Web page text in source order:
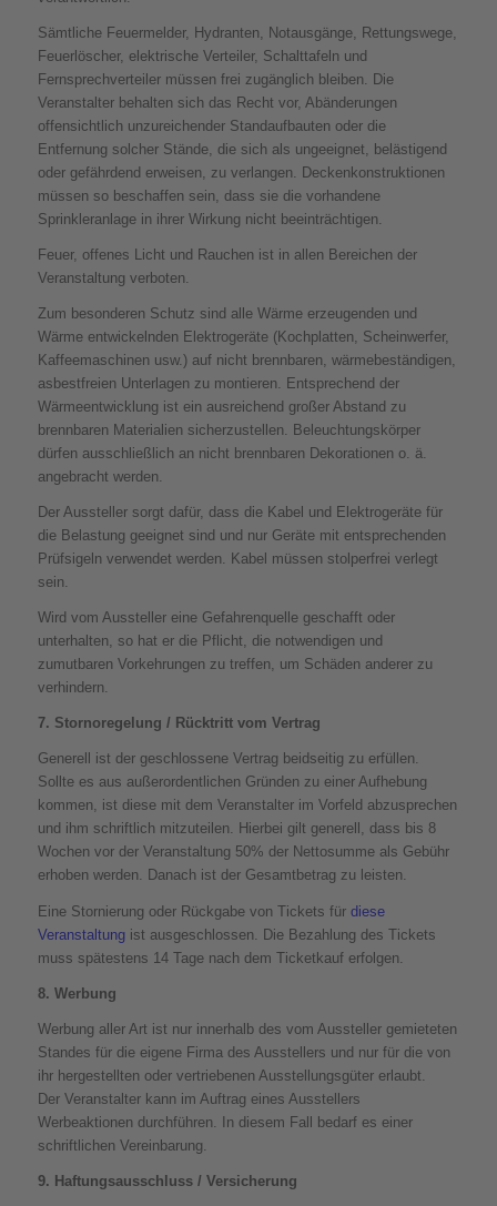
Sämtliche Feuermelder, Hydranten, Notausgänge, Rettungswege,
Feuerlöscher, elektrische Verteiler, Schalttafeln und
Fernsprechverteiler müssen frei zugänglich bleiben. Die
Veranstalter behalten sich das Recht vor, Abänderungen
offensichtlich unzureichender Standaufbauten oder die
Entfernung solcher Stände, die sich als ungeeignet, belästigend
oder gefährdend erweisen, zu verlangen. Deckenkonstruktionen
müssen so beschaffen sein, dass sie die vorhandene
Sprinkleranlage in ihrer Wirkung nicht beeinträchtigen.
Feuer, offenes Licht und Rauchen ist in allen Bereichen der
Veranstaltung verboten.
Zum besonderen Schutz sind alle Wärme erzeugenden und
Wärme entwickelnden Elektrogeräte (Kochplatten, Scheinwerfer,
Kaffeemaschinen usw.) auf nicht brennbaren, wärmebeständigen,
asbestfreien Unterlagen zu montieren. Entsprechend der
Wärmeentwicklung ist ein ausreichend großer Abstand zu
brennbaren Materialien sicherzustellen. Beleuchtungskörper
dürfen ausschließlich an nicht brennbaren Dekorationen o. ä.
angebracht werden.
Der Aussteller sorgt dafür, dass die Kabel und Elektrogeräte für
die Belastung geeignet sind und nur Geräte mit entsprechenden
Prüfsigeln verwendet werden. Kabel müssen stolperfrei verlegt
sein.
Wird vom Aussteller eine Gefahrenquelle geschafft oder
unterhalten, so hat er die Pflicht, die notwendigen und
zumutbaren Vorkehrungen zu treffen, um Schäden anderer zu
verhindern.
7. Stornoregelung / Rücktritt vom Vertrag
Generell ist der geschlossene Vertrag beidseitig zu erfüllen.
Sollte es aus außerordentlichen Gründen zu einer Aufhebung
kommen, ist diese mit dem Veranstalter im Vorfeld abzusprechen
und ihm schriftlich mitzuteilen. Hierbei gilt generell, dass bis 8
Wochen vor der Veranstaltung 50% der Nettosumme als Gebühr
erhoben werden. Danach ist der Gesamtbetrag zu leisten.
Eine Stornierung oder Rückgabe von Tickets für diese
Veranstaltungist ausgeschlossen. Die Bezahlung des Tickets
muss spätestens 14 Tage nach dem Ticketkauf erfolgen.
8. Werbung
Werbung aller Art ist nur innerhalb des vom Aussteller gemieteten
Standes für die eigene Firma des Ausstellers und nur für die von
ihr hergestellten oder vertriebenen Ausstellungsgüter erlaubt.
Der Veranstalter kann im Auftrag eines Ausstellers
Werbeaktionen durchführen. In diesem Fall bedarf es einer
schriftlichen Vereinbarung.
9. Haftungsausschluss / Versicherung